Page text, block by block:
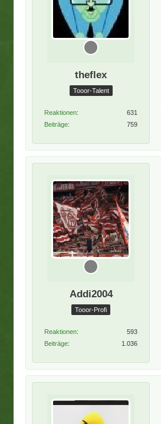
theflex
Tooor-Talent
Reaktionen
631
Beiträge
759
Addi2004
Tooor-Profi
Reaktionen
593
Beiträge
1.036